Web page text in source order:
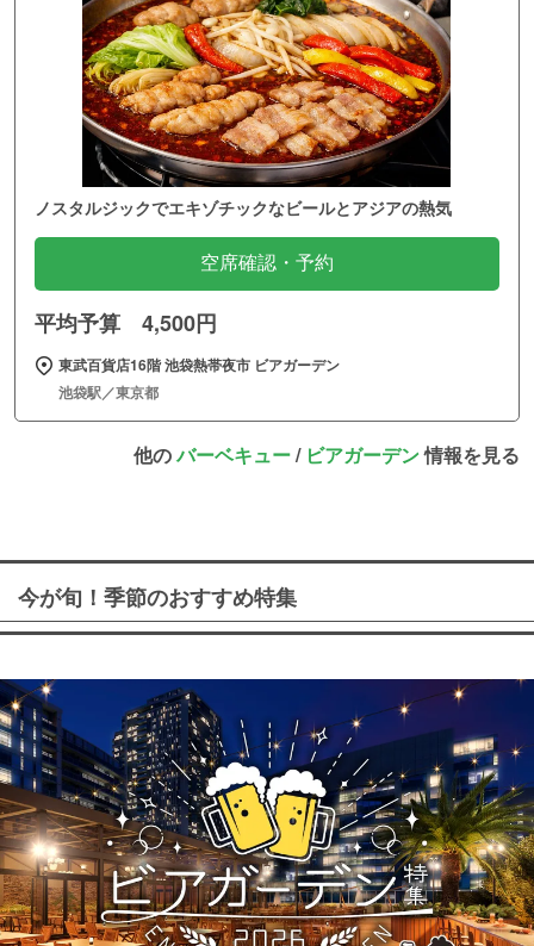
ノスタルジックでエキゾチックなビールとアジアの熱気
空席確認・予約
平均予算 4,500円
東武百貨店16階 池袋熱帯夜市 ビアガーデン
池袋駅／東京都
他のバーベキュー/ ビアガーデン情報を見る
今が旬！季節のおすすめ特集